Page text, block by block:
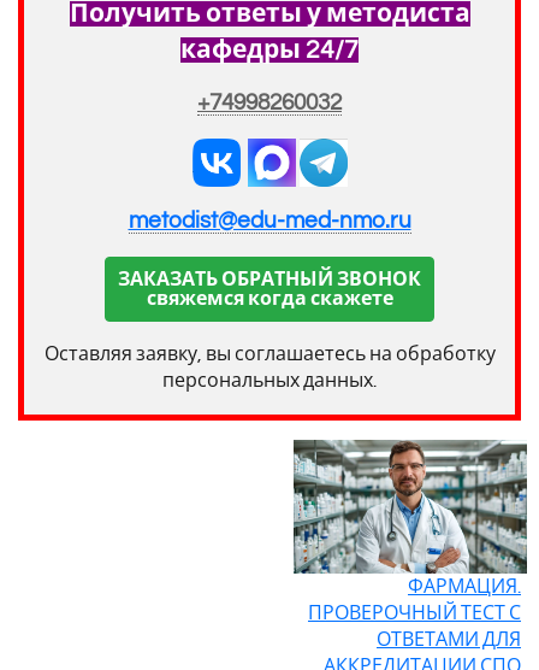
Получить ответы у методиста
кафедры 24/7
+74998260032
metodist@edu-med-nmo.ru
ЗАКАЗАТЬ ОБРАТНЫЙ ЗВОНОК
свяжемся когда скажете
Оставляя заявку, вы соглашаетесь на обработку
персональных данных.
ФАРМАЦИЯ.
ПРОВЕРОЧНЫЙ ТЕСТ С
ОТВЕТАМИ ДЛЯ